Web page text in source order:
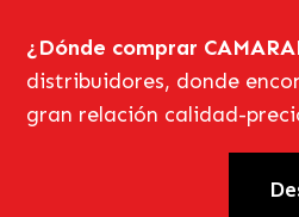
¿Dónde comprar
distribuidores, donde
gran relación calidad-